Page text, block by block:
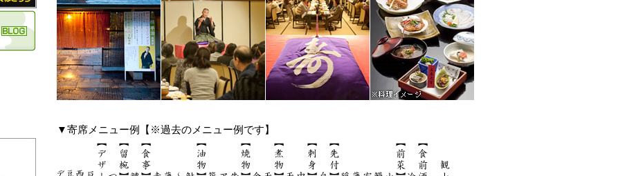
▼寄席メニュー例【※過去のメニュー例です】